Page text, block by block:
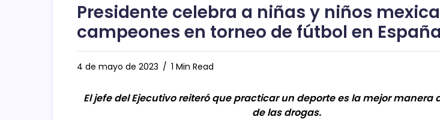
Presidente celebra a niñas y niños
campeones en torneo de fútbol en España
4 de mayo de 2023 1 Min Read
El jefe del Ejecutivo reiteró que practicar un deporte es la mejor manera
de las drogas.